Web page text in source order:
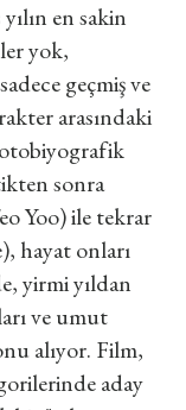
en sakin
yok,
geçmiş ve
arasındaki
otobiyografik
sonra
Yoo) ile tekrar
hayat onları
yirmi yıldan
ve umut
alıyor. Film,
aday